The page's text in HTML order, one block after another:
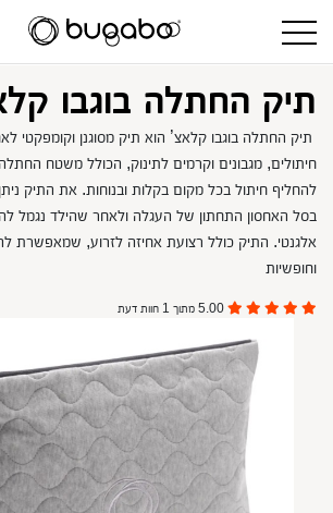
תיק החתלה בוגבו
תיק החתלה בוגבו קלאצ’ הוא תיק מסוגנן וקומפקטי
חיתולים, מגבונים וקרמים לתינוק, הכולל משטח
להחליף חיתול בכל מקום בקלות ובנוחות. את התיק
בסל האחסון התחתון של העגלה ולאחר שהילד נגמל
אלגנטי. התיק כולל רצועת אחיזה לזרוע, שמאפשרת
וחופשיות